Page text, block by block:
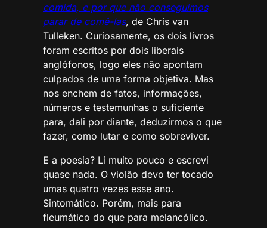
comida, e por que não conseguimos
parar de comê-las, de Chris van
Tulleken. Curiosamente, os dois livros
foram escritos por dois liberais
anglófonos, logo eles não apontam
culpados de uma forma objetiva. Mas
nos enchem de fatos, informações,
números e testemunhas o suficiente
para, dali por diante, deduzirmos o que
fazer, como lutar e como sobreviver.
E a poesia? Li muito pouco e escrevi
quase nada. O violão devo ter tocado
umas quatro vezes esse ano.
Sintomático. Porém, mais para
fleumático do que para melancólico.